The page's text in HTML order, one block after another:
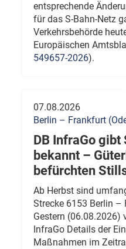
entsprechende
für das S-Bahn-Netz
Verkehrsbehörde
Europäischen
549657-2026).
07.08.2026
Berlin – Frankfurt
DB InfraGo gibt
bekannt –
befürchten
Ab Herbst sind
Strecke 6153 Berlin –
Gestern (06.08.2026)
InfraGo Details der
Maßnahmen im